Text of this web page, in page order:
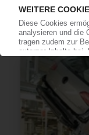
Eingemachte /